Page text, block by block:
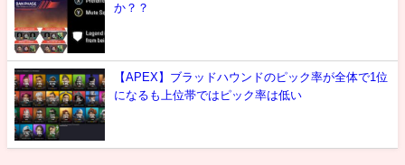
か？？
【APEX】ブラッドハウンドのピック率が全体で1位
になるも上位帯ではピック率は低い